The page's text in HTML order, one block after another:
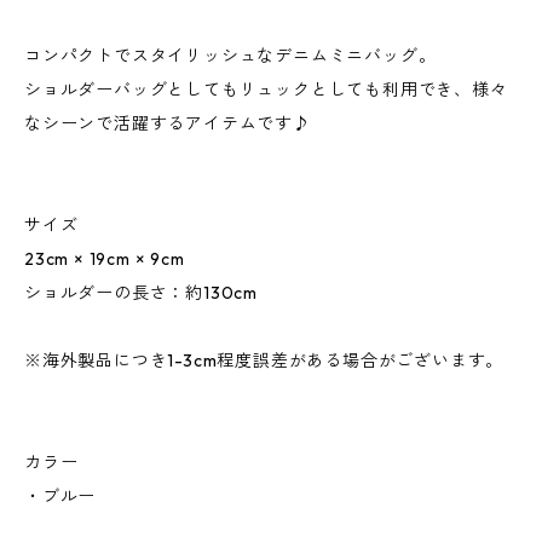
コンパクトでスタイリッシュなデニムミニバッグ。
ショルダーバッグとしてもリュックとしても利用でき、様々
なシーンで活躍するアイテムです♪
サイズ
23cm × 19cm × 9cm
ショルダーの長さ：約130cm
※海外製品につき1-3cm程度誤差がある場合がございます。
カラー
・ブルー